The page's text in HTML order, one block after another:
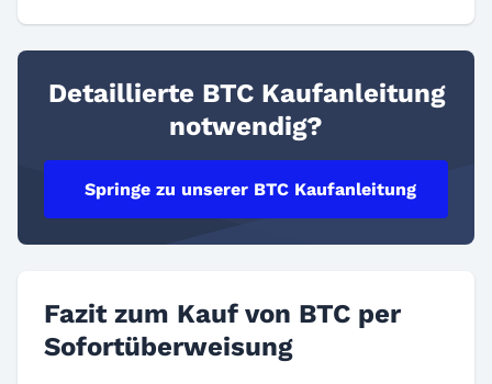
Detaillierte BTC Kaufanleitung
notwendig?
Springe zu unserer BTC Kaufanleitung
Fazit zum Kauf von BTC per
Sofortüberweisung